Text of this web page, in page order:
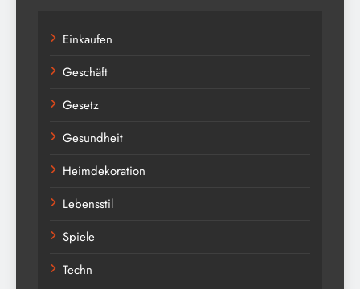
Einkaufen
Geschäft
Gesetz
Gesundheit
Heimdekoration
Lebensstil
Spiele
Techn